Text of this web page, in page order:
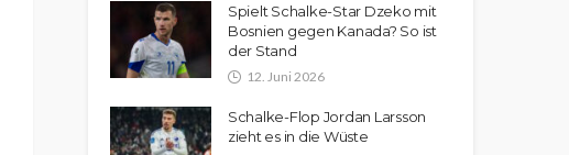
Spielt Schalke-Star Dzeko mit
Bosnien gegen Kanada? So ist
der Stand
12. Juni 2026
Schalke-Flop Jordan Larsson
zieht es in die Wüste